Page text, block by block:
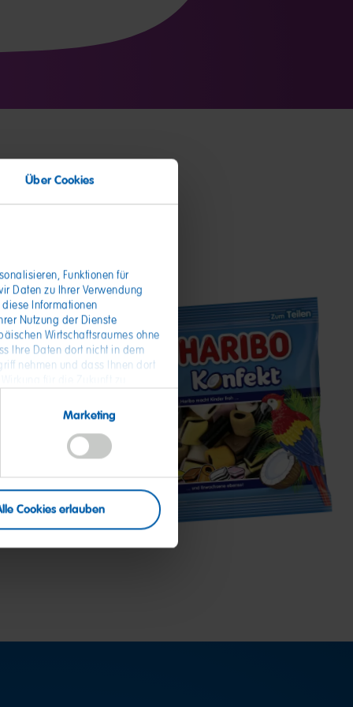
Über Cookies
Funktionen für
Daten zu Ihrer Verwendung
Informationen
Nutzung der Dienste
Wirtschaftsraumes ohne
Ihre Daten dort nicht in dem
nehmen und dass Ihnen dort
Marketing
Cookies erlauben
Konfekt